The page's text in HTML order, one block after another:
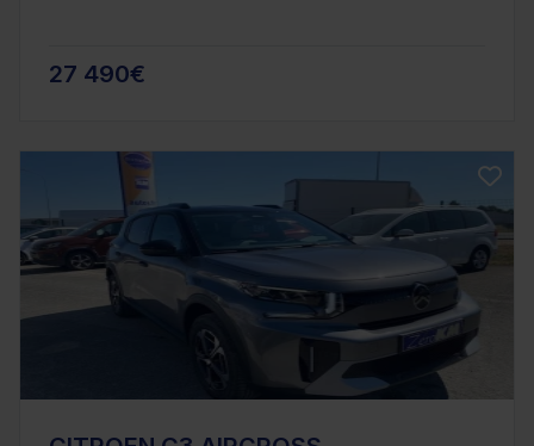
27 490€